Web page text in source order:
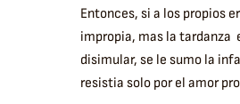
Entonces, si a los propios
impropia, mas la tardanza
disimular, se le sumo la
resistia solo por el amor